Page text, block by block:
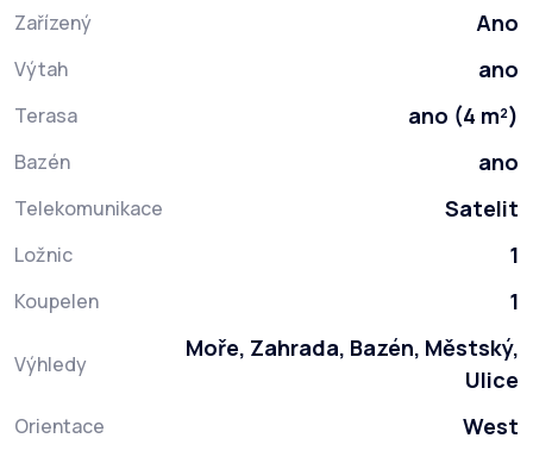
Zařízený Ano
Výtah ano
Terasa ano (4 m²)
Bazén ano
Telekomunikace Satelit
Ložnic 1
Koupelen 1
Výhledy
Moře, Zahrada, Bazén, Městský,
Ulice
Orientace West